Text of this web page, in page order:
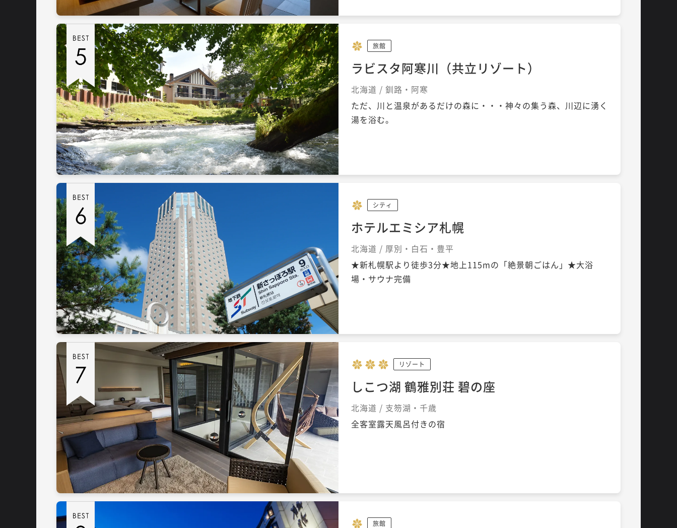
旅館
ラビスタ阿寒川（共立リゾート）
北海道 / 釧路・阿寒
ただ、川と温泉があるだけの森に・・・神々の集う森、川辺に湧く
湯を浴む。
シティ
ホテルエミシア札幌
北海道 / 厚別・白石・豊平
★新札幌駅より徒歩3分★地上115mの「絶景朝ごはん」★大浴
場・サウナ完備
リゾート
しこつ湖 鶴雅別荘 碧の座
北海道 / 支笏湖・千歳
全客室露天風呂付きの宿
旅館